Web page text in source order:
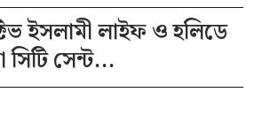
ইসলামী লাইফ ও হলিডে
সিটি সেন্ট...